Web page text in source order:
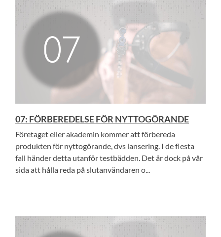
07: FÖRBEREDELSE FÖR NYTTOGÖRANDE
Företaget eller akademin kommer att förbereda
produkten för nyttogörande, dvs lansering. I de flesta
fall händer detta utanför testbädden. Det är dock på vår
sida att hålla reda på slutanvändaren o...